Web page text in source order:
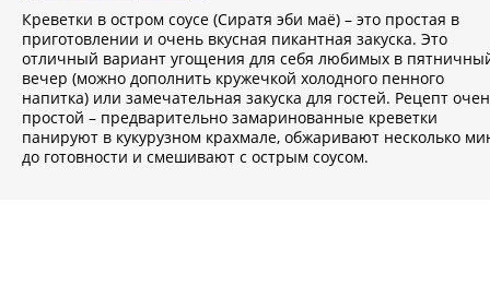
Креветки в остром соусе (Сиратя эби маё) – это простая в
приготовлении и очень вкусная пикантная закуска. Это
отличный вариант угощения для себя любимых в
вечер (можно дополнить кружечкой холодного пенного
напитка) или замечательная закуска для гостей. Рецепт
простой – предварительно замаринованные креветки
панируют в кукурузном крахмале, обжаривают несколько
до готовности и смешивают с острым соусом.